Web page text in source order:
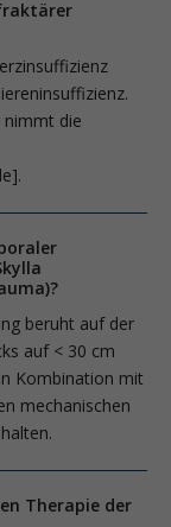
nimmt die
beruht auf der
auf < 30 cm
Kombination mit
mechanischen
Therapie der